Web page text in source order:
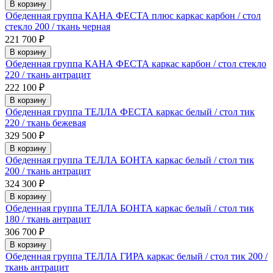
В корзину
Обеденная группа КАНА ФЕСТА плюс каркас карбон / стол
стекло 200 / ткань черная
221 700 ₽
В корзину
Обеденная группа КАНА ФЕСТА каркас карбон / стол стекло
220 / ткань антрацит
222 100 ₽
В корзину
Обеденная группа ТЕЛЛА ФЕСТА каркас белый / стол тик
220 / ткань бежевая
329 500 ₽
В корзину
Обеденная группа ТЕЛЛА БОНТА каркас белый / стол тик
200 / ткань антрацит
324 300 ₽
В корзину
Обеденная группа ТЕЛЛА БОНТА каркас белый / стол тик
180 / ткань антрацит
306 700 ₽
В корзину
Обеденная группа ТЕЛЛА ГИРА каркас белый / стол тик 200 /
ткань антрацит